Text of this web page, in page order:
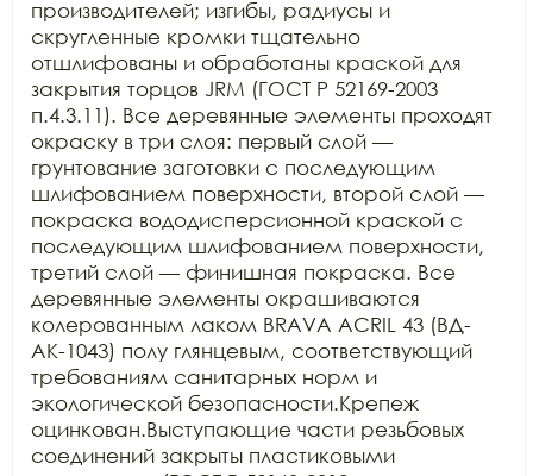
производителей; изгибы, радиусы и
скругленные кромки тщательно
отшлифованы и обработаны краской для
закрытия торцов JRM (ГОСТ Р 52169-2003
п.4.3.11). Все деревянные элементы проходят
окраску в три слоя: первый слой —
грунтование заготовки с последующим
шлифованием поверхности, второй слой —
покраска вододисперсионной краской с
последующим шлифованием поверхности,
третий слой — финишная покраска. Все
деревянные элементы окрашиваются
колерованным лаком BRAVA ACRIL 43 (ВД-
АК-1043) полу глянцевым, соответствующий
требованиям санитарных норм и
экологической безопасности.Крепеж
оцинкован.Выступающие части резьбовых
соединений закрыты пластиковыми